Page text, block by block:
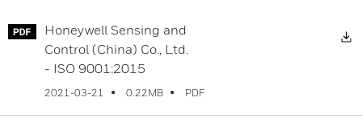
Honeywell Sensing and
Control (China) Co., Ltd.
- ISO 9001:2015
2021-03-21 0.22MB PDF